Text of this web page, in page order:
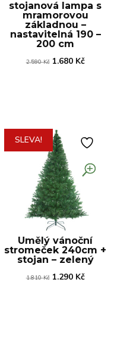
stojanová lampa s
mramorovou
základnou –
nastavitelná 190 –
200 cm
2.590Kč Původní
1.680 KčAktuální
SLEVA!
Umělý vánoční
stromeček 240cm +
stojan – zelený
1.810Kč Původní
1.290 KčAktuální